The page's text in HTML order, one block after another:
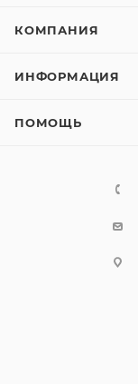
КОМПАНИЯ
ИНФОРМАЦИЯ
ПОМОЩЬ